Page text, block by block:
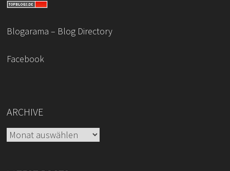
Blogarama – Blog Directory
Facebook
ARCHIVE
Archive